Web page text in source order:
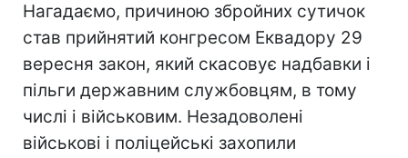
Нагадаємо, причиною збройних сутичок
став прийнятий конгресом Еквадору 29
вересня закон, який скасовує надбавки і
пільги державним службовцям, в тому
числі і військовим. Незадоволені
військові і поліцейські захопили